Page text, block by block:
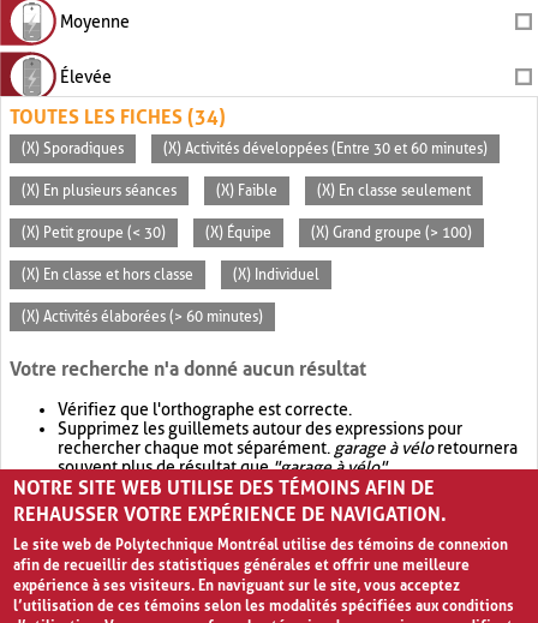
Moyenne
Élevée
TOUTES LES FICHES (34)
(X) Sporadiques (X) Activités développées (Entre 30 et 60 minutes)
(X) En plusieurs séances (X) Faible (X) En classe seulement
(X) Petit groupe (< 30) (X) Équipe (X) Grand groupe (> 100)
(X) En classe et hors classe (X) Individuel
(X) Activités élaborées (> 60 minutes)
Votre recherche n'a donné aucun résultat
Vérifiez que l'orthographe est correcte.
Supprimez les guillemets autour des expressions pour
rechercher chaque mot séparément. garage à véloretournera
souvent plus de résultat que"garage à vélo".
Envisagez d'élargir votre recherche avec OR.garage OR vélo
retournera souvent plus de résultat quegarage à vélo
NOTRE SITE WEB UTILISE DES TÉMOINS AFIN DE
REHAUSSER VOTRE EXPÉRIENCE DE NAVIGATION.
Le site web de Polytechnique Montréal utilise des témoins de connexion
afin de recueillir des statistiques générales et offrir une meilleure
expérience à ses visiteurs. En naviguant sur le site, vous acceptez
l’utilisation de ces témoins selon les modalités spécifiées aux conditions